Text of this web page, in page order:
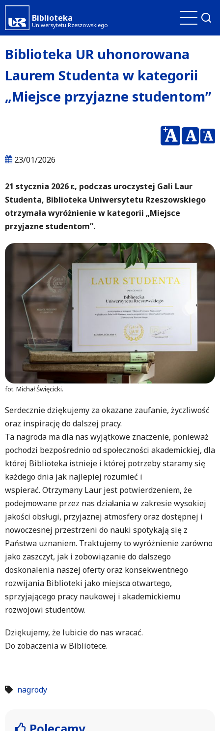
Przejdź
do
treści
Biblioteka
Uniwersytetu Rzeszowskiego
Biblioteka UR uhonorowana
Laurem Studenta w kategorii
„Miejsce przyjazne studentom”
23/01/2026
21 stycznia 2026 r., podczas uroczystej Gali Laur
Studenta, Biblioteka Uniwersytetu Rzeszowskiego
otrzymała wyróżnienie w kategorii „Miejsce
przyjazne studentom”.
fot. Michał Święcicki.
Serdecznie dziękujemy za okazane zaufanie, życzliwość
oraz inspirację do dalszej pracy.
Ta nagroda ma dla nas wyjątkowe znaczenie, ponieważ
pochodzi bezpośrednio od społeczności akademickiej, dla
której Biblioteka istnieje i której potrzeby staramy się
każdego dnia jak najlepiej rozumieć i
wspierać. Otrzymany Laur jest potwierdzeniem, że
podejmowane przez nas działania w zakresie wysokiej
jakości obsługi, przyjaznej atmosfery oraz dostępnej i
nowoczesnej przestrzeni do nauki spotykają się z
Państwa uznaniem. Traktujemy to wyróżnienie zarówno
jako zaszczyt, jak i zobowiązanie do dalszego
doskonalenia naszej oferty oraz konsekwentnego
rozwijania Biblioteki jako miejsca otwartego,
sprzyjającego pracy naukowej i akademickiemu
rozwojowi studentów.
Dziękujemy, że lubicie do nas wracać.
Do zobaczenia w Bibliotece.
nagrody